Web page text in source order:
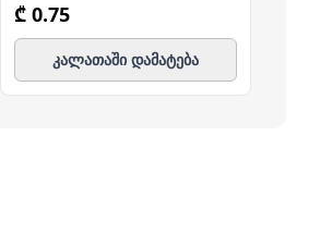
₾ 0.75
კალათაში დამატება